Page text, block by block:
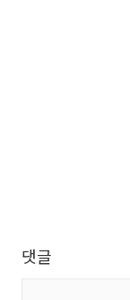
댓글